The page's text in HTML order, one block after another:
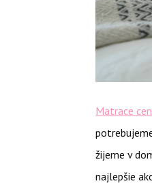
Matrace
žijeme v
najlepšie